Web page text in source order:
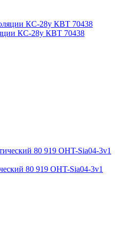
КС-28у КВТ 70438
80 919 OHT-Sia04-3v1